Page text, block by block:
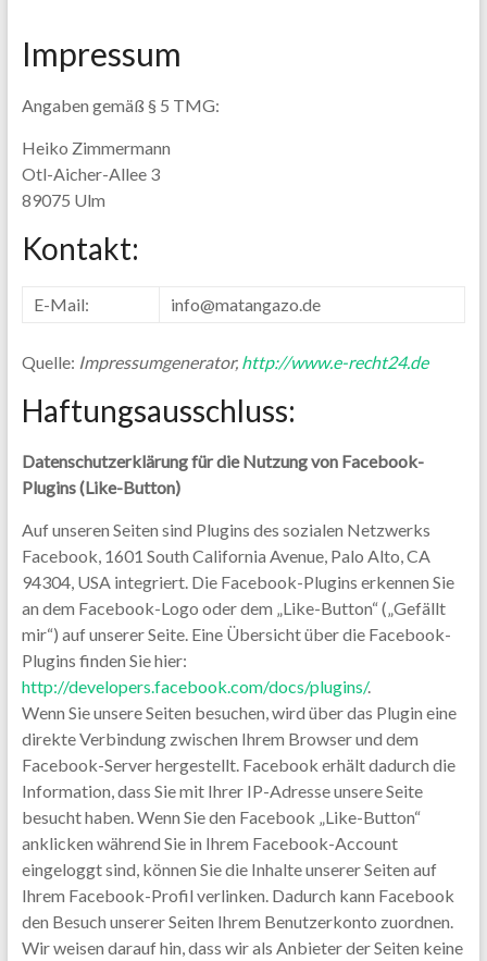
Impressum
Angaben gemäß § 5 TMG:
Heiko Zimmermann
Otl-Aicher-Allee 3
89075 Ulm
Kontakt:
E-Mail: info@matangazo.de
Quelle: Impressumgenerator, http://www.e-recht24.de
Haftungsausschluss:
Datenschutzerklärung für die Nutzung von Facebook-
Plugins (Like-Button)
Auf unseren Seiten sind Plugins des sozialen Netzwerks
Facebook, 1601 South California Avenue, Palo Alto, CA
94304, USA integriert. Die Facebook-Plugins erkennen Sie
an dem Facebook-Logo oder dem „Like-Button“ („Gefällt
mir“) auf unserer Seite. Eine Übersicht über die Facebook-
Plugins finden Sie hier:
http://developers.facebook.com/docs/plugins/.
Wenn Sie unsere Seiten besuchen, wird über das Plugin eine
direkte Verbindung zwischen Ihrem Browser und dem
Facebook-Server hergestellt. Facebook erhält dadurch die
Information, dass Sie mit Ihrer IP-Adresse unsere Seite
besucht haben. Wenn Sie den Facebook „Like-Button“
anklicken während Sie in Ihrem Facebook-Account
eingeloggt sind, können Sie die Inhalte unserer Seiten auf
Ihrem Facebook-Profil verlinken. Dadurch kann Facebook
den Besuch unserer Seiten Ihrem Benutzerkonto zuordnen.
Wir weisen darauf hin, dass wir als Anbieter der Seiten keine